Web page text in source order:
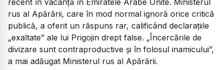
recent în vacanță în Emiratele Arabe Unite. Ministerul
rus al Apărării, care în mod normal ignoră orice critică
publică, a oferit un răspuns rar, calificând declarațiile
„exaltate” ale lui Prigojin drept false. „Încercările de
divizare sunt contraproductive și în folosul inamicului”,
a mai adăugat Ministerul rus al Apărării.